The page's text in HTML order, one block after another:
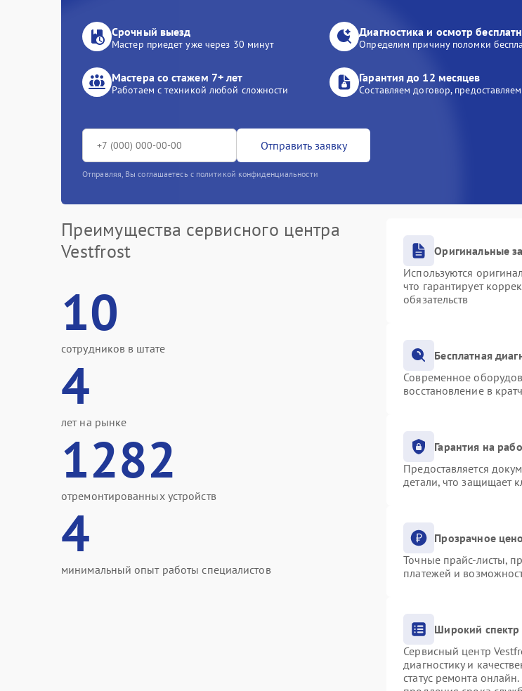
Срочный выезд
Мастер приедет уже через 30 минут
Диагностика и осмотр
Определим причину поломки
Мастера со стажем 7+ лет
Работаем с техникой любой сложности
Гарантия до 12 месяцев
Составляем договор,
Отправить заявку
Отправляя, Вы соглашаетесь с политикой конфиденциальности
Преимущества сервисного центра
Vestfrost
10
сотрудников в штате
4
лет на рынке
1282
отремонтированных устройств
4
минимальный опыт работы специалистов
Оригинальные
Используются
что гарантирует
обязательств
Бесплатная
Современное
восстановление в
Гарантия на
Предоставляется
детали, что защищает
Прозрачное
Точные прайс-листы,
платежей и
Широкий спектр
Сервисный центр
диагностику и
статус ремонта